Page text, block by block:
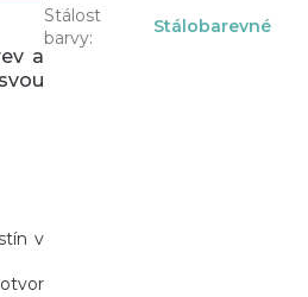
a
v
Stálost
barvy:
Stálobarevné